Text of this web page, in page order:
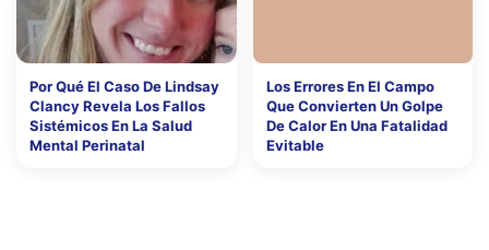
Por Qué El Caso De Lindsay
Clancy Revela Los Fallos
Sistémicos En La Salud
Mental Perinatal
Los Errores En El Campo
Que Convierten Un Golpe
De Calor En Una Fatalidad
Evitable